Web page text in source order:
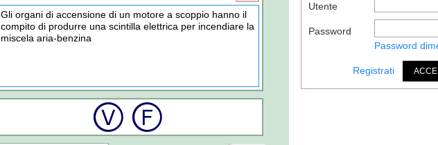
Gli organi di accensione di un motore a scoppio hanno il
compito di produrre una scintilla elettrica per incendiare la
miscela aria-benzina
Utente
Password
Password
Registrati